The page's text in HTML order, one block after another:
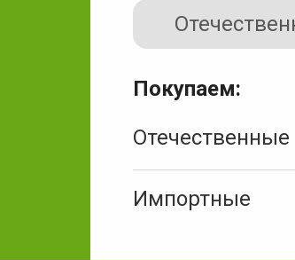
Покупаем:
Отечественные
Импортные